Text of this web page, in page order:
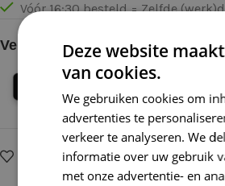
Vóór 16:30 besteld = Zelfde
Veilig online betalen
Op verlanglijstje Delen:
Deze website
van cookies.
We gebruiken cookies om
advertenties te
verkeer te analyseren. We
informatie over uw gebruik
met onze advertentie- en